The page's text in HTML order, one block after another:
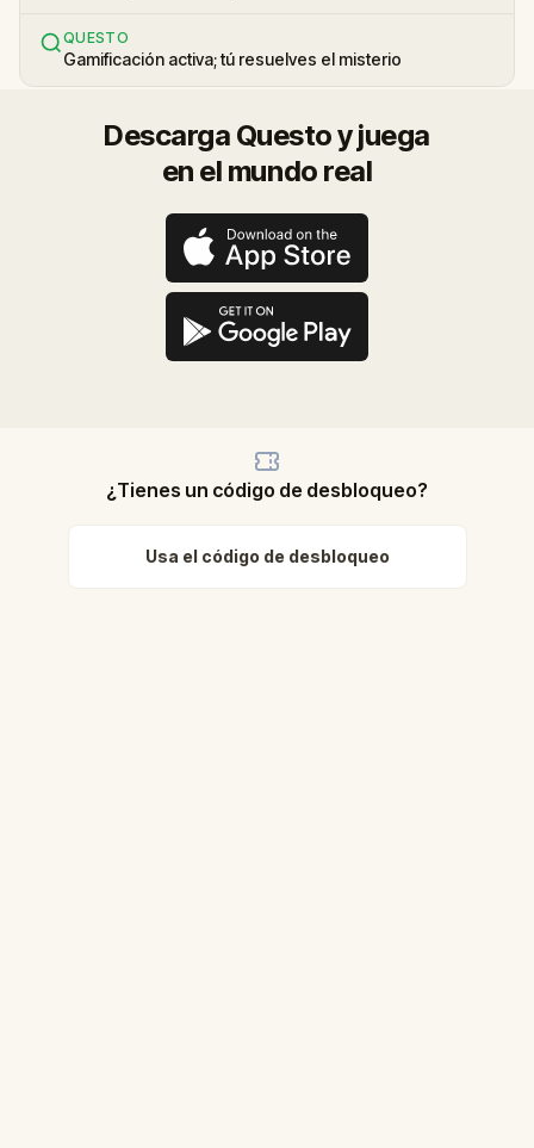
QUESTO
Gamificación activa; tú resuelves el misterio
Descarga Questo y juega
en el mundo real
¿Tienes un código de desbloqueo?
Usa el código de desbloqueo